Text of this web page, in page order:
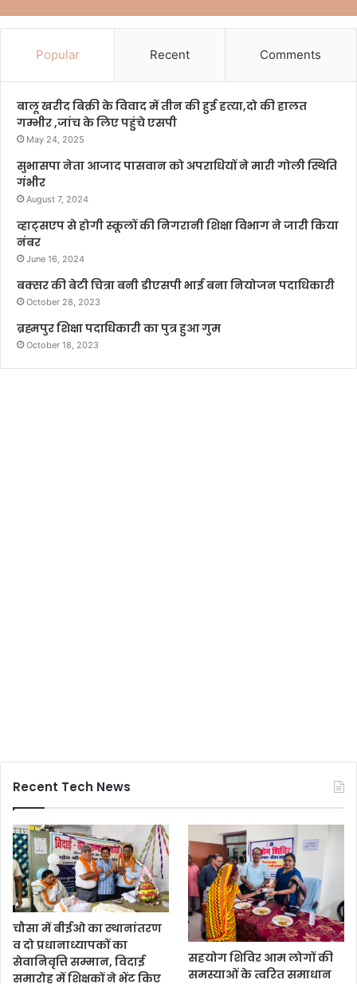
Popular Recent Comments
बालू खरीद बिक्री के विवाद में तीन की हुई हत्या,दो की हालत
गम्भीर ,जांच के लिए पहुंचे एसपी
May 24, 2025
सुभासपा नेता आजाद पासवान को अपराधियों ने मारी गोली स्थिति
गंभीर
August 7, 2024
व्हाट्सएप से होगी स्कूलों की निगरानी शिक्षा विभाग ने जारी किया
नंबर
June 16, 2024
बक्सर की बेटी चित्रा बनी डीएसपी भाई बना नियोजन पदाधिकारी
October 28, 2023
ब्रह्मपुर शिक्षा पदाधिकारी का पुत्र हुआ गुम
October 18, 2023
Recent Tech News
चौसा में बीईओ का स्थानांतरण
व दो प्रधानाध्यापकों का
सेवानिवृत्ति सम्मान, विदाई
समारोह में शिक्षकों ने भेंट किए
सहयोग शिविर आम लोगों की
समस्याओं के त्वरित समाधान